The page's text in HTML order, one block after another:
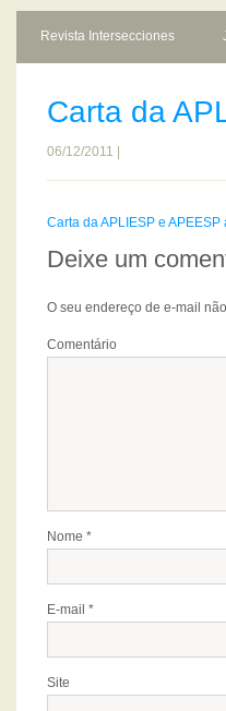
Revista Intersecciones
Carta da
06/12/2011 |
Carta da APLIESP e APEESP
Deixe um
O seu endereço de e-mail
Comentário
Nome *
E-mail *
Site